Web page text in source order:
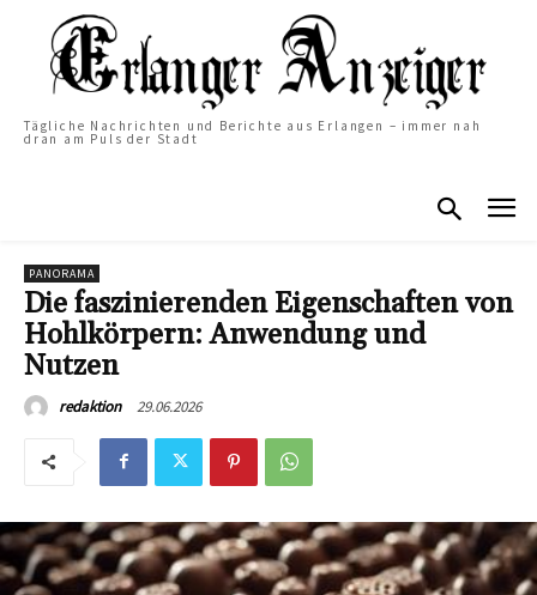
Tägliche Nachrichten und Berichte aus Erlangen – immer nah
dran am Puls der Stadt
PANORAMA
Die faszinierenden Eigenschaften von
Hohlkörpern: Anwendung und
Nutzen
redaktion 29.06.2026